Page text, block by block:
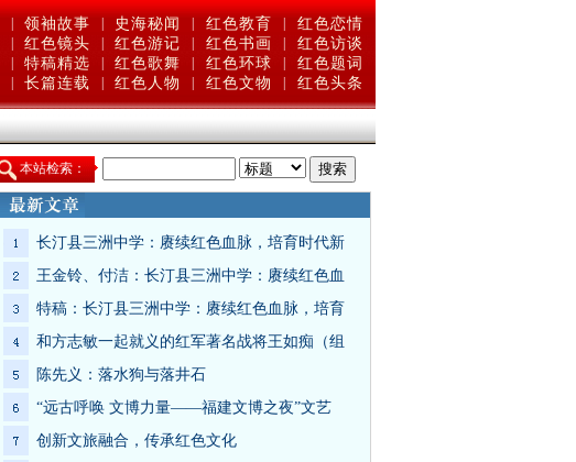
领袖故事 史海秘闻 红色教育
红色恋情
红色镜头 红色游记 红色书画
红色访谈
特稿精选 红色歌舞 红色环球
红色题词
长篇连载 红色人物 红色文物 红色头条
本站检索：
长汀县三洲中学：赓续红色血脉，培育时代新
王金铃、付洁：长汀县三洲中学：赓续红色血
特稿：长汀县三洲中学：赓续红色血脉，培育
和方志敏一起就义的红军著名战将王如痴（组
陈先义：落水狗与落井石
“远古呼唤 文博力量——福建文博之夜”文艺
创新文旅融合，传承红色文化